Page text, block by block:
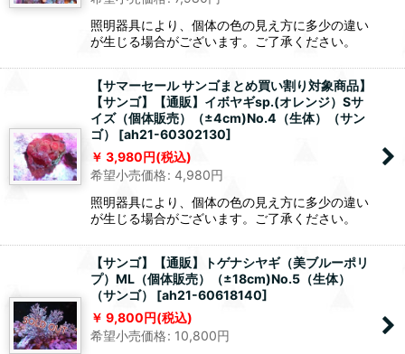
照明器具により、個体の色の見え方に多少の違い
が生じる場合がございます。ご了承ください。
【サマーセール サンゴまとめ買い割り対象商品】
【サンゴ】【通販】イボヤギsp.(オレンジ）Sサ
イズ（個体販売）（±4cm)No.4（生体）（サン
ゴ）
[ah21-60302130]
3,980円(税込)
希望小売価格: 4,980円
照明器具により、個体の色の見え方に多少の違い
が生じる場合がございます。ご了承ください。
【サンゴ】【通販】トゲナシヤギ（美ブルーポリ
プ）ML（個体販売）（±18cm)No.5（生体）
（サンゴ）
[ah21-60618140]
9,800円(税込)
希望小売価格: 10,800円